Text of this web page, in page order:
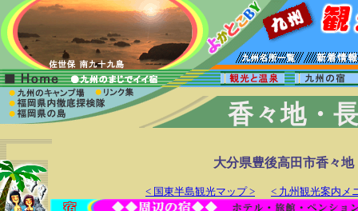
香々地・
大分県豊後高田市香々地
< 国東半島観光マップ > < 九州観光案内メ